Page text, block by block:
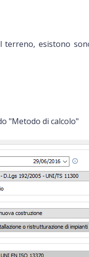
esistono
"Metodo di calcolo"